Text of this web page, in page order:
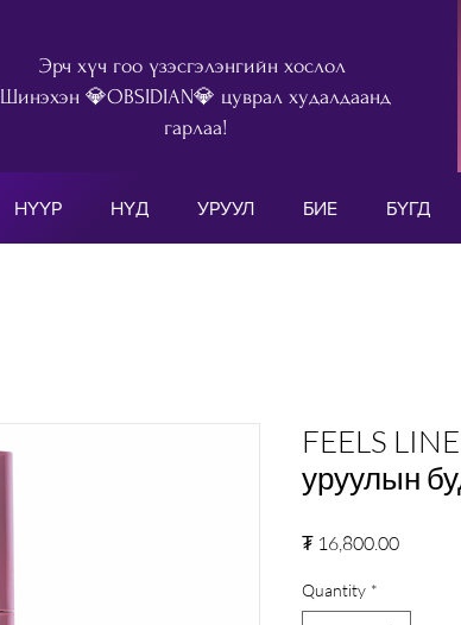
Эрч хүч гоо үзэсгэлэнгийн хослол
Шинэхэн 💎OBSIDIAN💎 цуврал худалдаанд
гарлаа!
НҮҮР НҮД УРУУЛ БИЕ БҮГД
FEELS
уруулын
₮ 16,800.00Price
Quantity *